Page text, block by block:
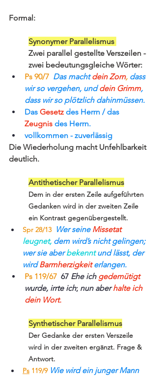
Formal:
Synonymer Parallelismus
Zwei parallel gestellte Verszeilen -
zwei bedeutungsgleiche Wörter:
Ps 90/7 Das macht dein Zorn, dass
wir so vergehen, und dein Grimm,
dass wir so plötzlich dahinmüssen.
Das Gesetz des Herrn / das
Zeugnis des Herrn.
vollkommen - zuverlässig
Die Wiederholung macht Unfehlbarkeit
deutlich.
Antithetischer Parallelismus
Dem in der ersten Zeile aufgeführten
Gedanken wird in der zweiten Zeile
ein Kontrast gegenübergestellt.
Spr 28/13
Wer seine Missetat
leugnet, dem wird’s nicht gelingen;
wer sie aber bekennt und lässt, der
wird Barmherzigkeit erlangen.
Ps 119/67 67 Ehe ich gedemütigt
wurde, irrte ich; nun aber halte ich
dein Wort.
Synthetischer Parallelismus
Der Gedanke der ersten Verszeile
wird in der zweiten ergänzt. Frage &
Antwort.
Ps 119/9 Wie wird ein junger Mann